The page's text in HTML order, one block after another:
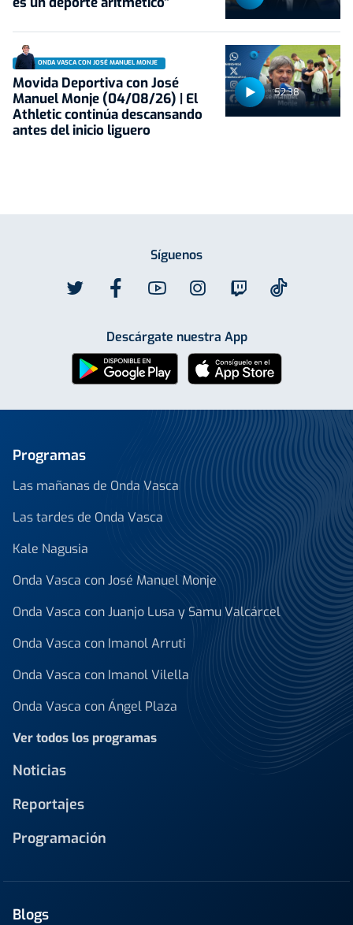
52:38
ONDA VASCA CON JOSÉ MANUEL MONJE
Movida Deportiva con José
Manuel Monje (04/08/26) | El
Athletic continúa descansando
antes del inicio liguero
Síguenos
Descárgate nuestra App
Programas
Las mañanas de Onda Vasca
Las tardes de Onda Vasca
Kale Nagusia
Onda Vasca con José Manuel Monje
Onda Vasca con Juanjo Lusa y Samu Valcárcel
Onda Vasca con Imanol Arruti
Onda Vasca con Imanol Vilella
Onda Vasca con Ángel Plaza
Ver todos los programas
Noticias
Reportajes
Programación
Blogs